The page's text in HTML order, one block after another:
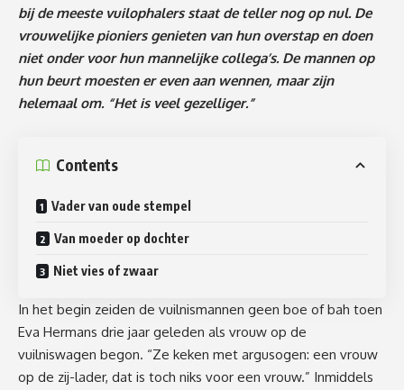
bij de meeste vuilophalers staat de teller nog op nul. De
vrouwelijke pioniers genieten van hun overstap en doen
niet onder voor hun mannelijke collega’s. De mannen op
hun beurt moesten er even aan wennen, maar zijn
helemaal om. “Het is veel gezelliger.”
Contents
Vader van oude stempel
Van moeder op dochter
Niet vies of zwaar
In het begin zeiden de vuilnismannen geen boe of bah toen
Eva Hermans drie jaar geleden als vrouw op de
vuilniswagen begon. “Ze keken met argusogen: een vrouw
op de zij-lader, dat is toch niks voor een vrouw.” Inmiddels